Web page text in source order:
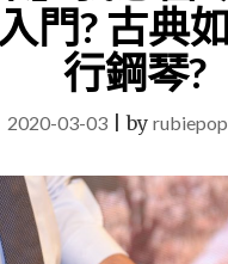
門? 古典
行鋼琴?
2020-03-03|by